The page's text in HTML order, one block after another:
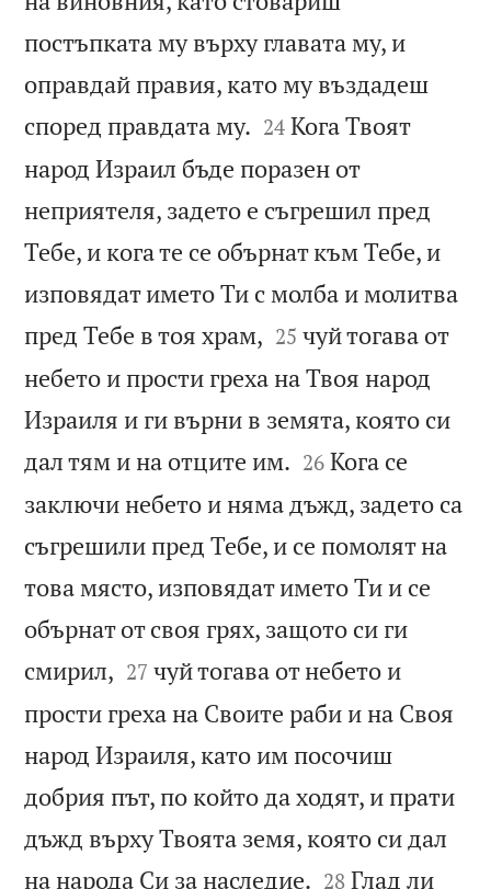
постъпката му върху главата му, и
оправдай правия, като му въздадеш
според правдата му. 

24 Кога Твоят
народ Израил бъде поразен от
неприятеля, задето е съгрешил пред
Тебе, и кога те се обърнат към Тебе, и
изповядат името Ти с молба и молитва
пред Тебе в тоя храм, 

25 чуй тогава от
небето и прости греха на Твоя народ
Израиля и ги върни в земята, която си
дал тям и на отците им. 

26 Кога се
заключи небето и няма дъжд, задето са
съгрешили пред Тебе, и се помолят на
това място, изповядат името Ти и се
обърнат от своя грях, защото си ги
смирил, 

27 чуй тогава от небето и
прости греха на Своите раби и на Своя
народ Израиля, като им посочиш
добрия път, по който да ходят, и прати
дъжд върху Твоята земя, която си дал
на народа Си за наследие. 

28 Глад ли